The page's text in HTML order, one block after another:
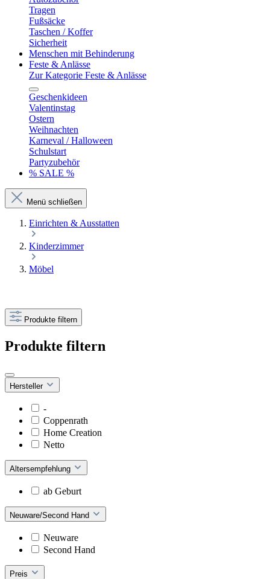
Tragen
Fußsäcke
Taschen / Koffer
Sicherheit
Menschen mit Behinderung
Feste & Anlässe
Zur Kategorie Feste & Anlässe
Geschenkideen
Valentinstag
Ostern
Weihnachten
Karneval / Halloween
Schulstart
Partyzubehör
% SALE %
Menü schließen
Einrichten & Ausstatten
Kinderzimmer
Möbel
Produkte filtern
Produkte filtern
Hersteller
-
Coppenrath
Home Creation
Netto
Altersempfehlung
ab Geburt
Neuware/Second Hand
Neuware
Second Hand
Preis